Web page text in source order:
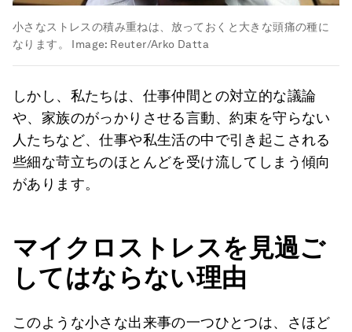
小さなストレスの積み重ねは、放っておくと大きな頭痛の種に
なります。
Image: Reuter/Arko Datta
しかし、私たちは、仕事仲間との対立的な議論
や、家族のがっかりさせる言動、約束を守らない
人たちなど、仕事や私生活の中で引き起こされる
些細な苛立ちのほとんどを受け流してしまう傾向
があります。
マイクロストレスを見過ご
してはならない理由
このような小さな出来事の一つひとつは、さほど